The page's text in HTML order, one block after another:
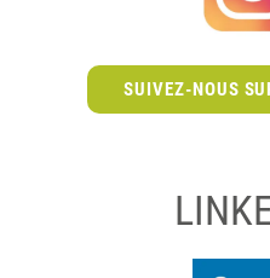
SUIVEZ-NOUS